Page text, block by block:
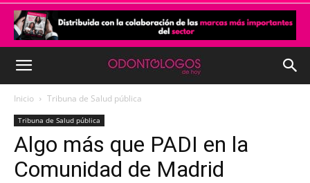
Inicio Tribuna de Salud pública
Tribuna de Salud pública
Algo más que PADI en la
Comunidad de Madrid